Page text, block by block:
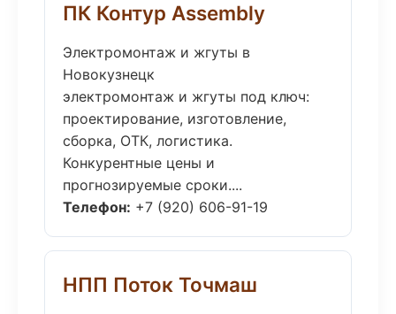
ПК Контур Assembly
Электромонтаж и жгуты в
Новокузнецк
электромонтаж и жгуты под ключ:
проектирование, изготовление,
сборка, ОТК, логистика.
Конкурентные цены и
прогнозируемые сроки....
Телефон: +7 (920) 606-91-19
НПП Поток Точмаш